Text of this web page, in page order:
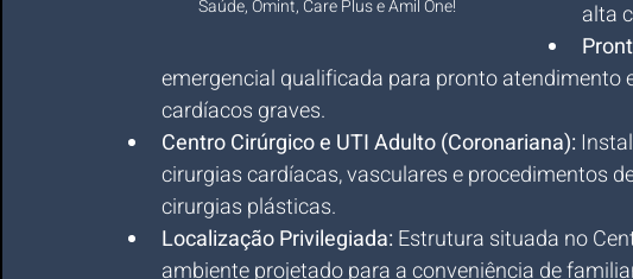
Saúde, Omint, Care Plus e Amil One!
alta
emergencial qualificada para pronto atendimento
cardíacos graves.
Centro Cirúrgico e UTI Adulto (Coronariana):
cirurgias cardíacas, vasculares e procedimentos
cirurgias plásticas.
Localização Privilegiada: Estrutura situada no
ambiente projetado para a conveniência de